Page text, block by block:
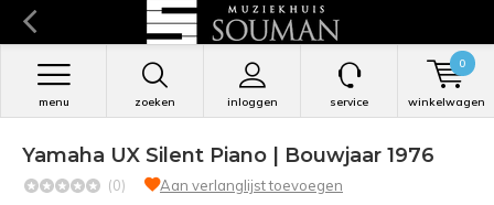
zoeken inloggen
menu service winkelwagen
0
Yamaha UX Silent Piano | Bouwjaar 1976
(0) Aan verlanglijst toevoegen